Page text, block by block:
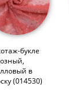
букле
в
(014530)